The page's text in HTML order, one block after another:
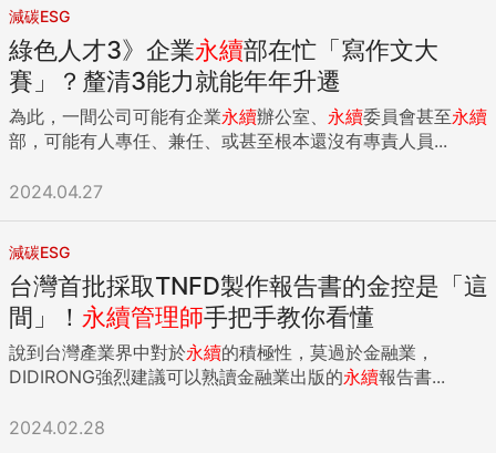
減碳ESG
綠色人才3》企業永續部在忙「寫作文大
賽」？釐清3能力就能年年升遷
為此，一間公司可能有企業永續辦公室、 永續委員會甚至永續
部，可能有人專任、兼任、或甚至根本還沒有專責人員...
2024.04.27
減碳ESG
台灣首批採取TNFD製作報告書的金控是「這
間」！ 永續管理師手把手教你看懂
說到台灣產業界中對於永續的積極性，莫過於金融業，
DIDIRONG強烈建議可以熟讀金融業出版的永續報告書...
2024.02.28